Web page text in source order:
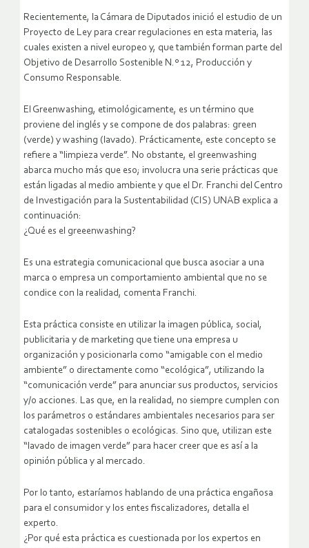
Recientemente, la Cámara de Diputados inició el estudio de un
Proyecto de Ley para crear regulaciones en esta materia, las
cuales existen a nivel europeo y, que también forman parte del
Objetivo de Desarrollo Sostenible N.º 12, Producción y
Consumo Responsable.
El Greenwashing, etimológicamente, es un término que
proviene del inglés y se compone de dos palabras: green
(verde) y washing (lavado). Prácticamente, este concepto se
refiere a “limpieza verde”. No obstante, el greenwashing
abarca mucho más que eso; involucra una serie prácticas que
están ligadas al medio ambiente y que el Dr. Franchi del Centro
de Investigación para la Sustentabilidad (CIS) UNAB explica a
continuación:
¿Qué es el greeenwashing?
Es una estrategia comunicacional que busca asociar a una
marca o empresa un comportamiento ambiental que no se
condice con la realidad, comenta Franchi.
Esta práctica consiste en utilizar la imagen pública, social,
publicitaria y de marketing que tiene una empresa u
organización y posicionarla como “amigable con el medio
ambiente” o directamente como “ecológica”, utilizando la
“comunicación verde” para anunciar sus productos, servicios
y/o acciones. Las que, en la realidad, no siempre cumplen con
los parámetros o estándares ambientales necesarios para ser
catalogadas sostenibles o ecológicas. Sino que, utilizan este
“lavado de imagen verde” para hacer creer que es así a la
opinión pública y al mercado.
Por lo tanto, estaríamos hablando de una práctica engañosa
para el consumidor y los entes fiscalizadores, detalla el
experto.
¿Por qué esta práctica es cuestionada por los expertos en